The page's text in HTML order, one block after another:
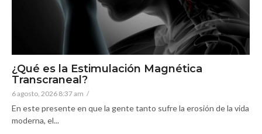
¿Qué es la Estimulación Magnética
Transcraneal?
6 agosto, 2026 8:37 am /
En este presente en que la gente tanto sufre la erosión de la vida
moderna, el...